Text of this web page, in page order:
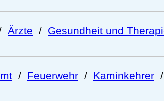
Ärzte / Gesundheit und
/ Feuerwehr / Kaminkehrer /